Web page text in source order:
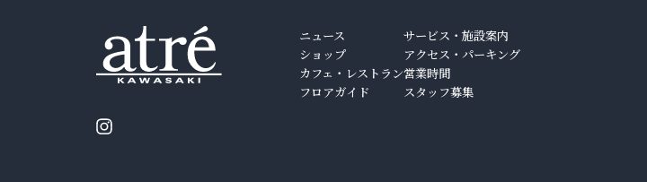
ニュース
ショップ
カフェ・レストラン
フロアガイド
サービス・施設案内
アクセス・パーキング
営業時間
スタッフ募集